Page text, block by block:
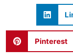
Pinterest